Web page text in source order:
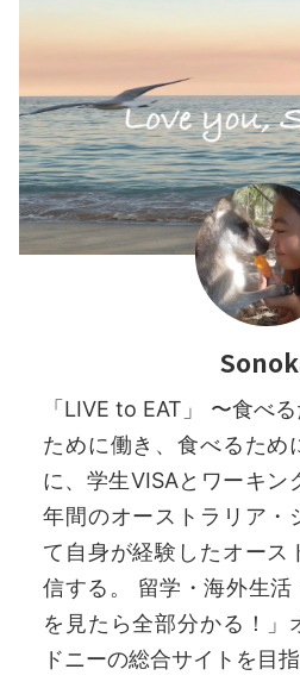
「LIVE to EAT」 〜食べ
ために働き、食べるため
に、学生VISAとワーキン
年間のオーストラリア・
て自身が経験したオース
信する。 留学・海外生
を見たら全部分かる！」
ドニーの総合サイトを目